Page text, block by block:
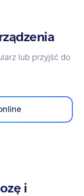
lub przyjść do
i